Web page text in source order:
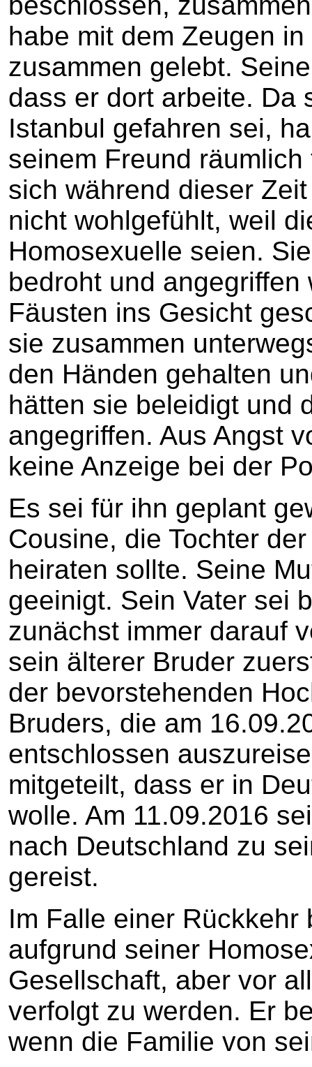
habe mit dem Zeugen
zusammen gelebt.
dass er dort arbeite. Da
Istanbul gefahren sei,
seinem Freund
sich während dieser
nicht wohlgefühlt, weil
Homosexuelle seien.
bedroht und
Fäusten ins Gesicht
sie zusammen
den Händen gehalten
hätten sie beleidigt und
angegriffen. Aus Angst
keine Anzeige bei der
Es sei für ihn geplant
Cousine, die Tochter
heiraten sollte. Seine
geeinigt. Sein Vater sei
zunächst immer darauf
sein älterer Bruder
der bevorstehenden
Bruders, die am
entschlossen
mitgeteilt, dass er in
wolle. Am 11.09.2016
nach Deutschland zu
gereist.
Im Falle einer Rückkehr
aufgrund seiner
Gesellschaft, aber vor
verfolgt zu werden. Er
wenn die Familie von